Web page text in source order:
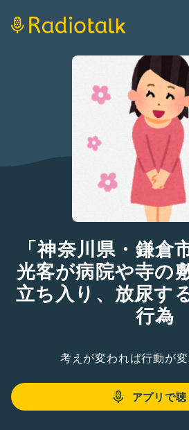
「神奈川県・鎌倉
光客が病院や寺の
立ち入り、放尿す
行為
考えが変われば行動が変
アプリで聴